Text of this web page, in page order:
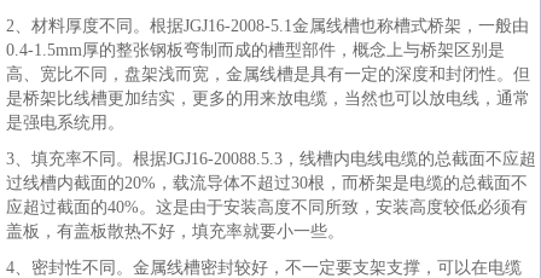
2、材料厚度不同。根据JGJ16-2008-5.1金属线槽也称槽式桥架，一般由
0.4-1.5mm厚的整张钢板弯制而成的槽型部件，概念上与桥架区别是
高、宽比不同，盘架浅而宽，金属线槽是具有一定的深度和封闭性。但
是桥架比线槽更加结实，更多的用来放电缆，当然也可以放电线，通常
是强电系统用。
3、填充率不同。根据JGJ16-20088.5.3，线槽内电线电缆的总截面不应超
过线槽内截面的20%，载流导体不超过30根，而桥架是电缆的总截面不
应超过截面的40%。这是由于安装高度不同所致，安装高度较低必须有
盖板，有盖板散热不好，填充率就要小一些。
4、密封性不同。金属线槽密封较好，不一定要支架支撑，可以在电缆